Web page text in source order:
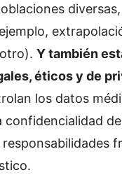
Y también
éticos y de
los datos
confidencialidad
responsabilidades